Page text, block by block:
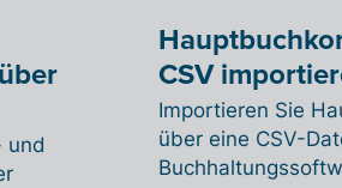
und
CSV
Importieren Sie
über eine CSV-